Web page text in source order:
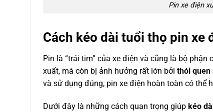
Pin xe điện
Cách kéo dài tuổi thọ pin xe
Pin là “trái tim” của xe điện và cũng là bộ
xuất, mà còn bị ảnh hưởng rất lớn bởi thói quen
và sử dụng đúng, pin xe điện hoàn toàn có thể
Dưới đây là những cách quan trọng giúp kéo